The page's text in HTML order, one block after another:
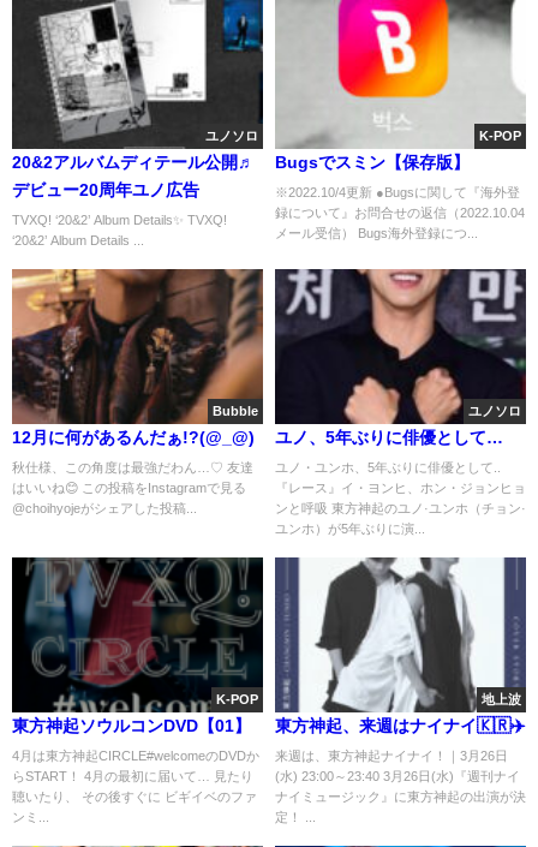
ユノソロ
20&2アルバムディテール公開♬
デビュー20周年ユノ広告
TVXQ! ‘20&2’ Album Details✨ TVXQ!
‘20&2’ Album Details ...
K-POP
Bugsでスミン【保存版】
※2022.10/4更新 ●Bugsに関して『海外登
録について』お問合せの返信（2022.10.04
メール受信） Bugs海外登録につ...
Bubble
12月に何があるんだぁ!?(@_@)
秋仕様、この角度は最強だわん…♡ 友達
はいいね😊 この投稿をInstagramで見る
@choihyojeがシェアした投稿...
ユノソロ
ユノ、5年ぶりに俳優として…
ユノ・ユンホ、5年ぶりに俳優として..
『レース』イ・ヨンヒ、ホン・ジョンヒョ
ンと呼吸 東方神起のユノ·ユンホ（チョン·
ユンホ）が5年ぶりに演...
K-POP
東方神起ソウルコンDVD【01】
4月は東方神起CIRCLE#welcomeのDVDか
らSTART！ 4月の最初に届いて… 見たり
聴いたり、 その後すぐに ビギイベのファ
ンミ...
地上波
東方神起、来週はナイナイ🇰🇷✈️
来週は、東方神起ナイナイ！｜3月26日
(水) 23:00～23:40 3月26日(水)『週刊ナイ
ナイミュージック』に東方神起の出演が決
定！ ...